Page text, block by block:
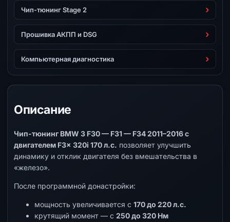
Чип-тюнинг Stage 2
Прошивка АКПП и DSG
Компьютерная диагностика
Описание
Чип-тюнинг BMW 3 F30 — F31 — F34 2011–2016 с
двигателем F3x 320i 170 л.с. позволяет улучшить
динамику и отклик двигателя без вмешательства в
«железо».
После программной донастройки:
мощность увеличивается с 170 до 220 л.с.
крутящий момент — с 250 до 320 Нм